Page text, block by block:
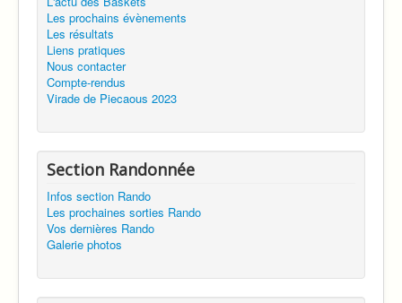
Les prochains évènements
Les résultats
Liens pratiques
Nous contacter
Compte-rendus
Virade de Piecaous 2023
Section Randonnée
Infos section Rando
Les prochaines sorties Rando
Vos dernières Rando
Galerie photos